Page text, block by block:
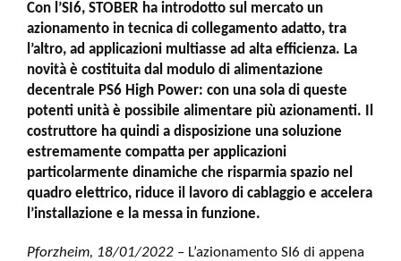
Con l’SI6, STOBER ha introdotto sul mercato un
azionamento in tecnica di collegamento adatto, tra
l’altro, ad applicazioni multiasse ad alta efficienza. La
novità è costituita dal modulo di alimentazione
decentrale PS6 High Power: con una sola di queste
potenti unità è possibile alimentare più azionamenti. Il
costruttore ha quindi a disposizione una soluzione
estremamente compatta per applicazioni
particolarmente dinamiche che risparmia spazio nel
quadro elettrico, riduce il lavoro di cablaggio e accelera
l’installazione e la messa in funzione.
Pforzheim, 18/01/2022 – L’azionamento SI6 di appena